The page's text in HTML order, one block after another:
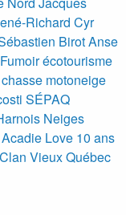
Richard Cyr
Birot Anse
écotourisme
motoneige
SÉPAQ
Neiges
Acadie Love 10 ans
Vieux Québec